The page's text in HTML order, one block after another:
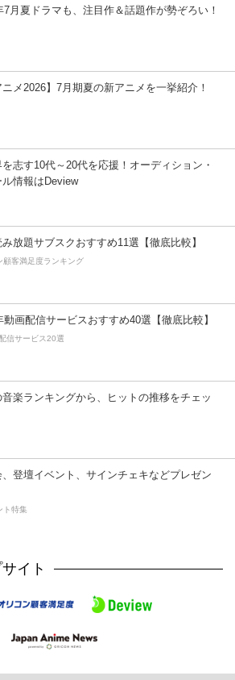
7月夏ドラマも、注目作＆話題作が勢ぞろい！
ニメ2026】7月期夏の新アニメを一挙紹介！
志す10代～20代を応援！オーディション・
ル情報はDeview
放題サブスクおすすめ11選【徹底比較】
顧客満足度ランキング
動画配信サービスおすすめ40選【徹底比較】
信サービス20選
楽ランキングから、ヒットの推移をチェッ
登壇イベント、サインチェキなどプレゼン
ト特集
イト